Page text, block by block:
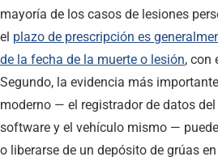
mayoría de los casos de lesiones
el plazo de prescripción es
de la fecha de la muerte o lesión, con
Segundo, la evidencia más
moderno — el registrador de datos
software y el vehículo mismo —
o liberarse de un depósito de grúas